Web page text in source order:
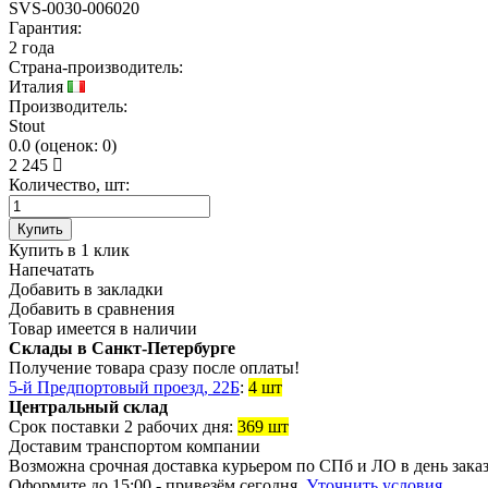
SVS-0030-006020
Гарантия:
2 года
Страна-производитель:
Италия
Производитель:
Stout
0.0 (оценок: 0)
2 245
Количество, шт:
Купить
Купить в 1 клик
Напечатать
Добавить в закладки
Добавить в сравнения
Товар имеется в наличии
Склады в Санкт-Петербурге
Получение товара сразу после оплаты!
5-й Предпортовый проезд, 22Б: 4 шт
Центральный склад
Срок поставки 2 рабочих дня: 369 шт
Доставим транспортом компании
Возможна срочная доставка курьером по СПб и ЛО в день